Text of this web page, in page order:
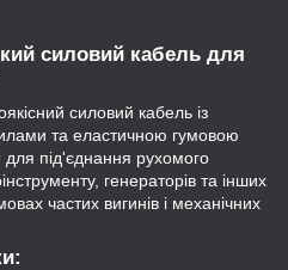
силовий кабель для
силовий кабель із
та еластичною гумовою
під'єднання рухомого
генераторів та інших
частих вигинів і механічних